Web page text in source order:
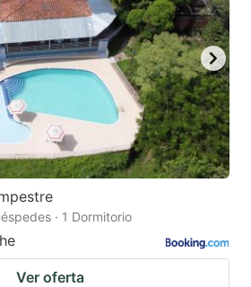
· 1 Dormitorio
Ver oferta